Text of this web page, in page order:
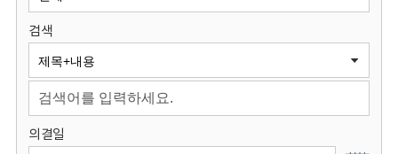
원
회
검색
의결일